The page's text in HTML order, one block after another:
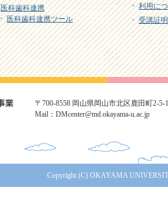
医科歯科連携
医科歯科連携ツール
利用に
受講証
〒700-8558 岡山県岡山市北区鹿田町2-
Mail：DMcenter@md.okayama-u.ac.jp
Copyright (C) OKAYAMA